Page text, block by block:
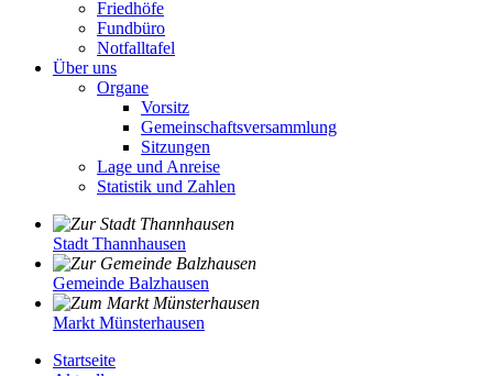
Friedhöfe
Fundbüro
Notfalltafel
Über uns
Organe
Vorsitz
Gemeinschaftsversammlung
Sitzungen
Lage und Anreise
Statistik und Zahlen
Stadt Thannhausen
Gemeinde Balzhausen
Markt Münsterhausen
Startseite